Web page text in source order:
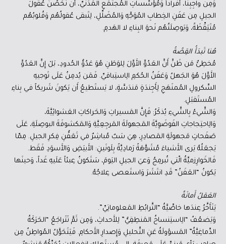
وَمِن واجِبِنا، أَفراداً وَمُؤَسَّساتِ المُجتَمَعِ المَدَنيِّ، أَن نُحَصِّنَ عُقولَ
الجيلِ مِن عَفَنِ الخِطابِ المُوَجَّهِ وَالمُضَلِّلِ، لِتَبقى عُقولُهُم وَقُلوبُهُم
مُتَيَقِّظَةً، وَبَوصِلَتُهُم نَحوَ البِناءِ لا الهَدمِ.
هُنا تَبدَأُ القِصَّةُ
مُخطِئٌ مَن ظَنَّ أَنَّ العَدُوَّ الأَوَّلَ لِلوَطَنِ هُوَ عَدُوُّ الحُدودِ، بَلْ إِنَّ العَدُوَّ
الأَوَّلَ هُوَ الجَهلُ وَعَفَنُ الحُكمِ الِاستِباقيِّ. فَمَن يُدمِنُ عَلَى تَوجيهِ
السِّكرولِ المُمنَهَجِ لِأَجِندَةٍ مَندَسَّةٍ، لا يَستَطيعُ أَن يَكونَ شَريكاً في بِناءِ
المُستَقبَلِ.
وَالشَّيءُ بِالشَّيءِ يُذكَرُ: فَإِنَّ المَسيراتِ وَالحَراكاتِ العَشوائِيَّةَ،
وَالِاحتِجاجاتِ الفَوضَوِيَّةَ المَجهولَةَ المَرجِعِيَّةِ وَالمَكشوفَةَ البوصِلَةِ، عَلَى
صَفَحاتٍ مَجهولَةِ المَصادِرِ، هِيَ سَبٌ مُباشِرٌ في تَعَفُّنِ فِكرِ الجيلِ. مِمّا
يَجعَلُهُ يَرى الأَشياءَ مُشَوَّهَةً رَمادِيَّةً بِلَونَينِ: الأَبيَضِ وَالأَسوَدِ فَقَط.
فَالخَوارِزميَّةُ الّتي تُبرمِجُ وَعيَ الجيلِ اليَومَ، سَتَكونُ عِبئاً عَلَيهِ غَداً، وَحينَها
يَكونُ “العَفَنُ” قَدِ انتَشَرَ وَاستَعصى عِلاجُهُ.
العَقلُ أَمانَةٌ
يَتَأَخَّرُ عِندَها خاصِّيَّةُ “التَّرابُطِ المَعلوماتِيِّ”.
وَيَضعُفُ “الِاستِنساخُ المَنطِقِيُّ” لِلأَحداثِ، وَمِن ثَمَّ تَتَراجَعُ “الحَرَكَةُ
الدِّماغِيَّةُ” المَسؤولَةُ عَنِ التَّحليلِ وَإِصدارِ الأَحكامِ. فَيَتَحَوَّلُ المُواطِنُ مِن